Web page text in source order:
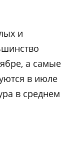
и
а самые
в июле
в среднем